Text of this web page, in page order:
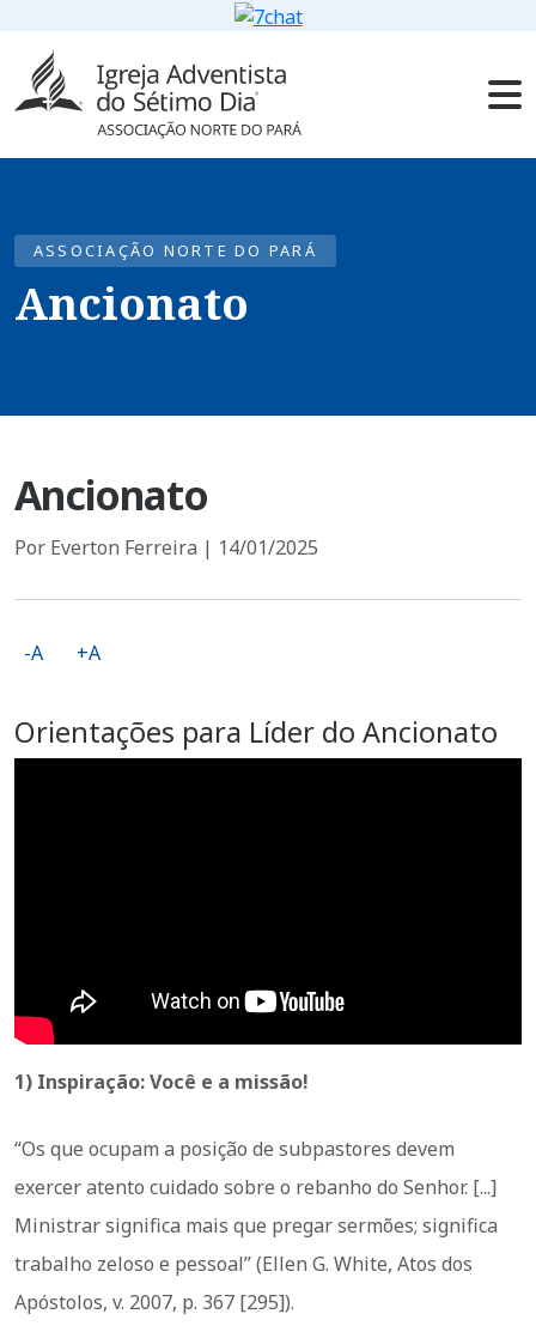
ASSOCIAÇÃO NORTE DO PARÁ
Ancionato
Ancionato
Por Everton Ferreira | 14/01/2025
-A +A
Orientações para Líder do Ancionato
1) Inspiração: Você e a missão!
“Os que ocupam a posição de subpastores devem
exercer atento cuidado sobre o rebanho do Senhor. [...]
Ministrar significa mais que pregar sermões; significa
trabalho zeloso e pessoal” (Ellen G. White, Atos dos
Apóstolos, v. 2007, p. 367 [295]).